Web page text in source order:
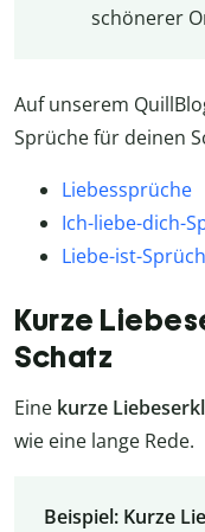
schönerer
Auf unserem
Sprüche für deinen
Liebessprüche
Ich-liebe-dich-
Liebe-ist-
Kurze
Schatz
Eine kurze
wie eine lange Rede.
Beispiel: Kurze